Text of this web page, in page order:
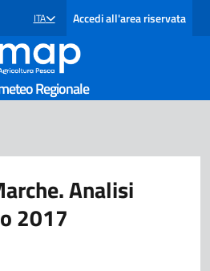
SELEZIONE LINGUA: LINGUA SELEZIONATA
ITA Accedi all'area riservata
Regionale
Analisi
2017